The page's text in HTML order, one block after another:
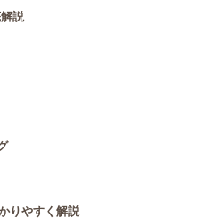
説
りやすく解説